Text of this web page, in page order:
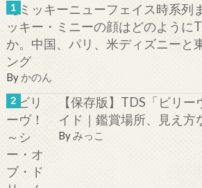
【ミッキーニューフェイス時系列
ッキー・ミニーの顔はどのように
か。中国、パリ、米ディズニーと
ング
By かのん
【保存版】TDS「ビリ
イド｜鑑賞場所、見え方
Byみっこ